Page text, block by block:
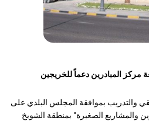
المبادرين دعماً للخريجين
والتدريب بموافقة المجلس البلدي على
والمشاريع الصغيرة" بمنطقة الشويخ